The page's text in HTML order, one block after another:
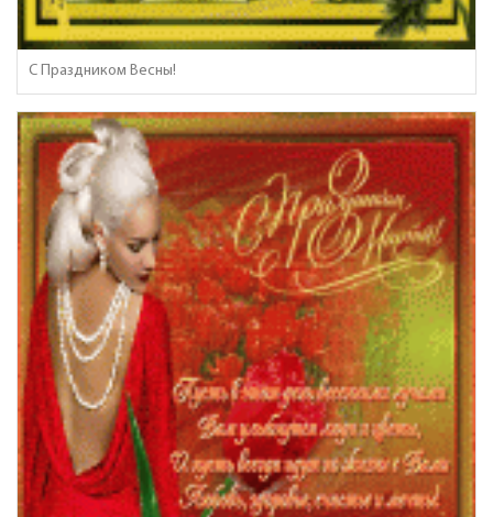
С Праздником Весны!